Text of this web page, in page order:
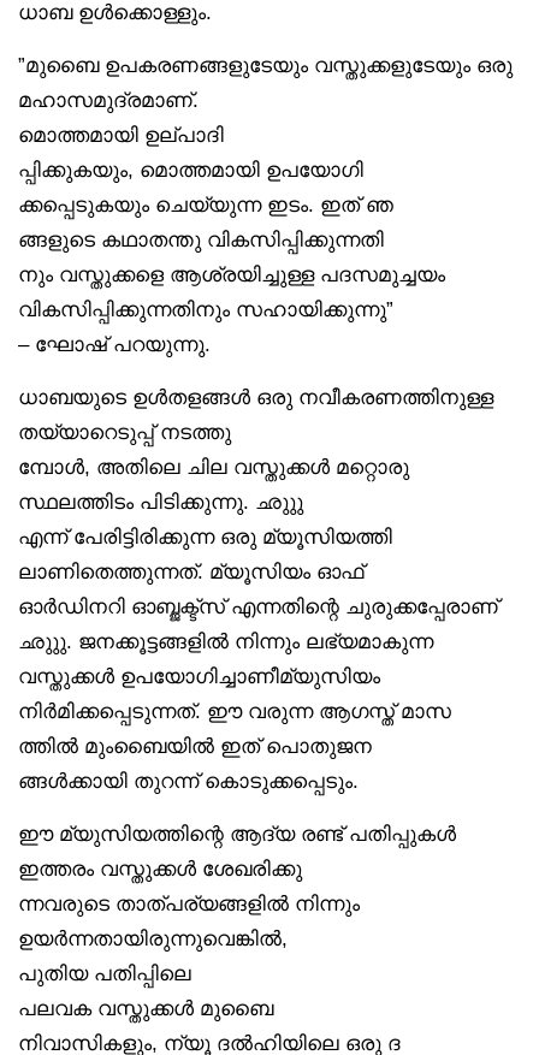
ധാബ ഉൾക്കൊള്ളും.
”മുബൈ ഉപകരണങ്ങളുടേയും വസ്തുക്കളുടേയും ഒരു
മഹാസമുദ്രമാണ്.
മൊത്തമായി ഉല്പാദി
പ്പിക്കുകയും, മൊത്തമായി ഉപയോഗി
ക്കപ്പെടുകയും ചെയ്യുന്ന ഇടം. ഇത് ഞ
ങ്ങളുടെ കഥാതന്തു വികസിപ്പിക്കുന്നതി
നും വസ്തുക്കളെ ആശ്രയിച്ചുള്ള പദസമുച്ചയം
വികസിപ്പിക്കുന്നതിനും സഹായിക്കുന്നു”
– ഘോഷ് പറയുന്നു.
ധാബയുടെ ഉൾതളങ്ങൾ ഒരു നവീകരണത്തിനുള്ള
തയ്യാറെടുപ്പ് നടത്തു
മ്പോൾ, അതിലെ ചില വസ്തുക്കൾ മറ്റൊരു
സ്ഥലത്തിടം പിടിക്കുന്നു. ഛുുു
എന്ന് പേരിട്ടിരിക്കുന്ന ഒരു മ്യൂസിയത്തി
ലാണിതെത്തുന്നത്. മ്യൂസിയം ഓഫ്
ഓർഡിനറി ഓബ്ജക്ട്‌സ് എന്നതിന്റെ ചുരുക്കപ്പേരാണ്
ഛുുു. ജനക്കൂട്ടങ്ങളിൽ നിന്നും ലഭ്യമാകുന്ന
വസ്തുക്കൾ ഉപയോഗിച്ചാണീമ്യുസിയം
നിർമിക്കപ്പെടുന്നത്. ഈ വരുന്ന ആഗസ്ത് മാസ
ത്തിൽ മുംബൈയിൽ ഇത് പൊതുജന
ങ്ങൾക്കായി തുറന്ന് കൊടുക്കപ്പെടും.
ഈ മ്യുസിയത്തിന്റെ ആദ്യ രണ്ട് പതിപ്പുകൾ
ഇത്തരം വസ്തുക്കൾ ശേഖരിക്കു
ന്നവരുടെ താത്പര്യങ്ങളിൽ നിന്നും
ഉയർന്നതായിരുന്നുവെങ്കിൽ,
പുതിയ പതിപ്പിലെ
പലവക വസ്തുക്കൾ മുബൈ
നിവാസികളും, ന്യൂ ദൽഹിയിലെ ഒരു ദ